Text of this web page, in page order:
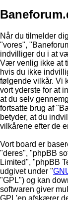
Når du tilmelder
"vores",
indvilliger du i at
Vær venlig ikke at
hvis du ikke
følgende vilkår. Vi
vort yderste for at
at du selv
fortsatte brug af
betyder, at du
vilkårene efter de
Vort board er
"deres", "phpBB
Limited", "phpBB
udgivet under "
"GPL") og kan
softwaren giver